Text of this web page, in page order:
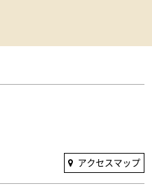
アクセスマップ